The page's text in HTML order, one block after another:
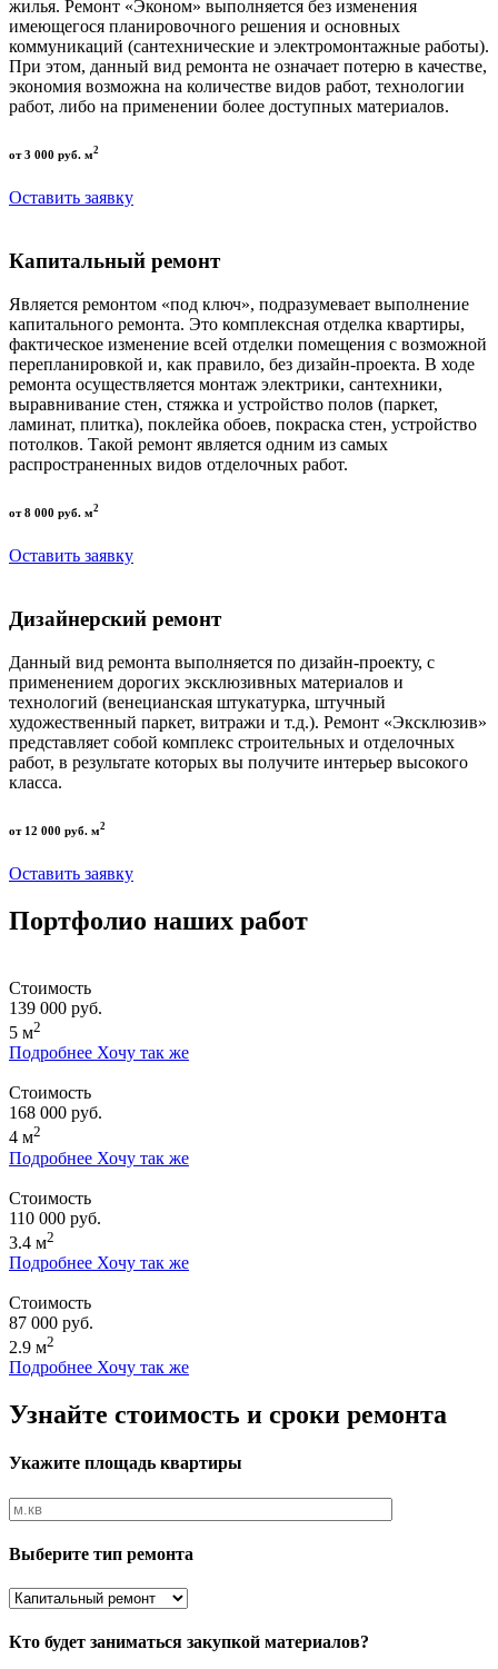
жилья. Ремонт «Эконом» выполняется без изменения
имеющегося планировочного решения и основных
коммуникаций (сантехнические и электромонтажные работы).
При этом, данный вид ремонта не означает потерю в качестве,
экономия возможна на количестве видов работ, технологии
работ, либо на применении более доступных материалов.
от 3 000 руб. м2
Оставить заявку
Капитальный ремонт
Является ремонтом «под ключ», подразумевает выполнение
капитального ремонта. Это комплексная отделка квартиры,
фактическое изменение всей отделки помещения с возможной
перепланировкой и, как правило, без дизайн-проекта. В ходе
ремонта осуществляется монтаж электрики, сантехники,
выравнивание стен, стяжка и устройство полов (паркет,
ламинат, плитка), поклейка обоев, покраска стен, устройство
потолков. Такой ремонт является одним из самых
распространенных видов отделочных работ.
от 8 000 руб. м2
Оставить заявку
Дизайнерский ремонт
Данный вид ремонта выполняется по дизайн-проекту, с
применением дорогих эксклюзивных материалов и
технологий (венецианская штукатурка, штучный
художественный паркет, витражи и т.д.). Ремонт «Эксклюзив»
представляет собой комплекс строительных и отделочных
работ, в результате которых вы получите интерьер высокого
класса.
от 12 000 руб. м2
Оставить заявку
Портфолио наших работ
Стоимость
139 000 руб.
5 м2
Подробнее Хочу так же
Стоимость
168 000 руб.
4 м2
Подробнее Хочу так же
Стоимость
110 000 руб.
3.4 м2
Подробнее Хочу так же
Стоимость
87 000 руб.
2.9 м2
Подробнее Хочу так же
Узнайте стоимость и сроки ремонта
Укажите площадь квартиры
Выберите тип ремонта
Кто будет заниматься закупкой материалов?